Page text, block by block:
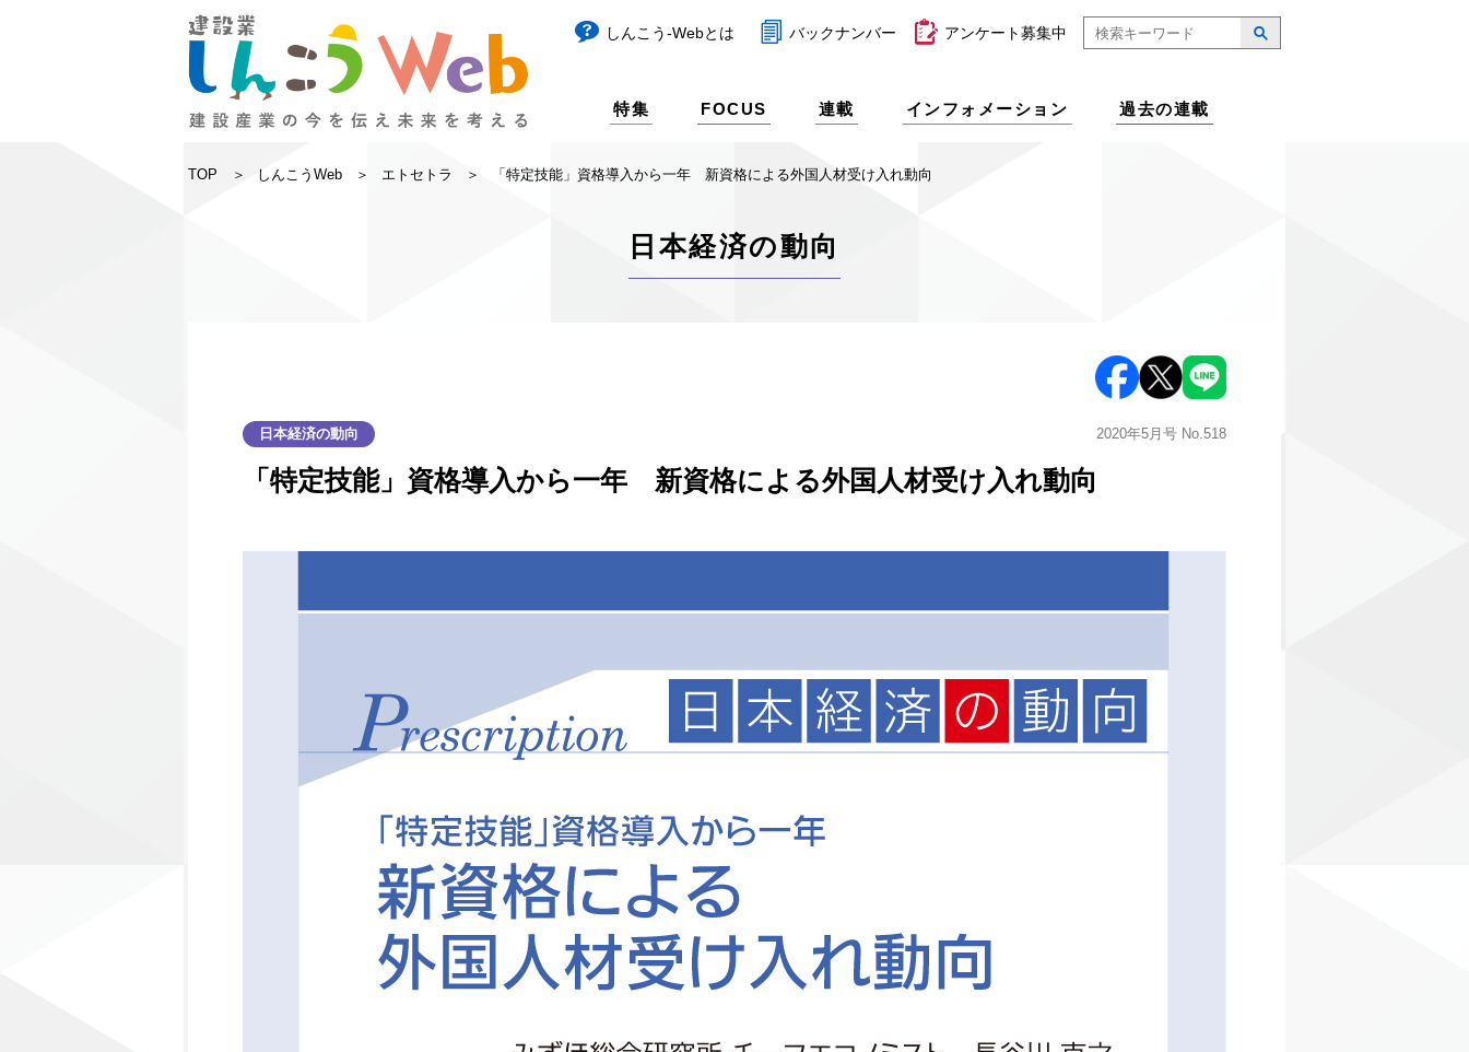
しんこう-Webとは バックナンバー アンケート募集中
特集 FOCUS 連載 インフォメーション 過去の連載
TOP しんこうWeb エトセトラ 「特定技能」資格導入から一年 新資格による外国人材受け入れ動向
日本経済の動向
日本経済の動向 2020年5月号 No.518
「特定技能」資格導入から一年 新資格による外国人材受け入れ動向